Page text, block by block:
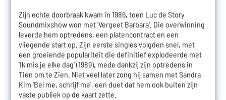
Zijn echte doorbraak kwam in 1986, toen Luc de Story
Soundmixshow won met 'Vergeet Barbara'. Die overwinning
leverde hem optredens, een platencontract en een
vliegende start op. Zijn eerste singles volgden snel, met
een groeiende populariteit die definitief explodeerde met
'Ik mis je elke dag' (1989), mede dankzij zijn optredens in
Tien om te Zien. Niet veel later zong hij samen met Sandra
Kim 'Bel me, schrijf me', een duet dat hem ook buiten zijn
vaste publiek op de kaart zette.